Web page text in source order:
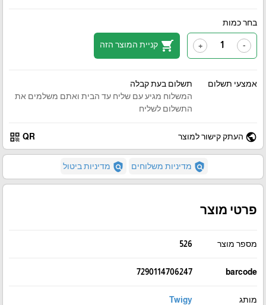
בחר כמות
-
+
shopping_cart קניית המוצר הזה
אמצעי תשלום
תשלום בעת קבלה
המשלוח מגיע עם שליח עד הבית ואתם משלמים את
התשלום לשליח
public העתק קישור למוצר QR
qr_code
policy מדיניות משלוחים policy מדיניות ביטול
פרטי מוצר
מספר מוצר 526
barcode
7290114706247
מותג Twigy